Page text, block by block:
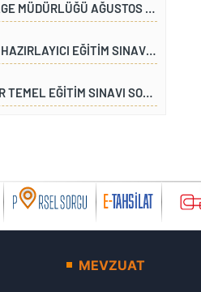
ANTALYA BÖLGE MÜDÜRLÜĞÜ AĞUSTOS AYI YEMEK LİSTESİ
ADAY MEMUR HAZIRLAYICI EĞİTİM SINAVI SONUÇLARI
ADAY MEMEUR TEMEL EĞİTİM SINAVI SONUÇLARI
MEVZUAT